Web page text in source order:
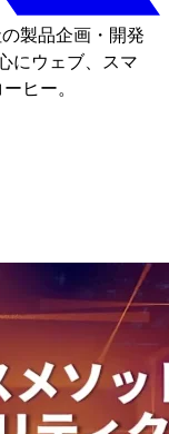
製品企画・開発
にウェブ、スマ
ヒー。